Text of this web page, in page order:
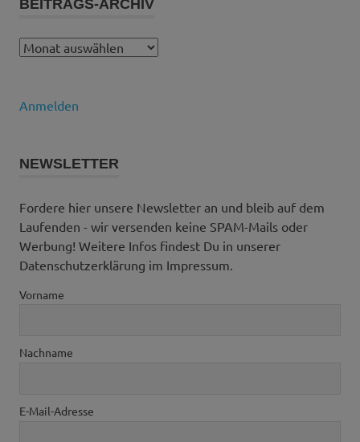
BEITRAGS-ARCHIV
Beitrags-
Anmelden
NEWSLETTER
Fordere hier unsere Newsletter an und bleib auf dem
Laufenden - wir versenden keine SPAM-Mails oder
Werbung! Weitere Infos findest Du in unserer
Datenschutzerklärung im Impressum.
Vorname
Nachname
E-Mail-Adresse